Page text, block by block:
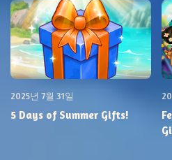
2025년 7월 31일
5 Days of Summer Gifts!